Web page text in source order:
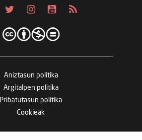
Aniztasun politika
Argitalpen politika
Pribatutasun politika
Cookieak